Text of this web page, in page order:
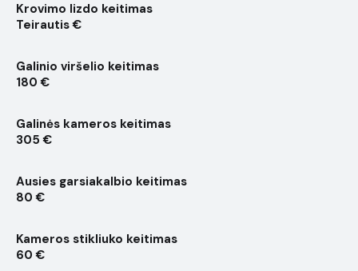
Krovimo lizdo keitimas
Teirautis €
Galinio viršelio keitimas
180 €
Galinės kameros keitimas
305 €
Ausies garsiakalbio keitimas
80 €
Kameros stikliuko keitimas
60 €